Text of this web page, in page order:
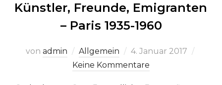
Künstler, Freunde, Emigranten
– Paris 1935-1960
von admin Allgemein
Veröffentlicht
am
4. Januar 2017
Keine Kommentare